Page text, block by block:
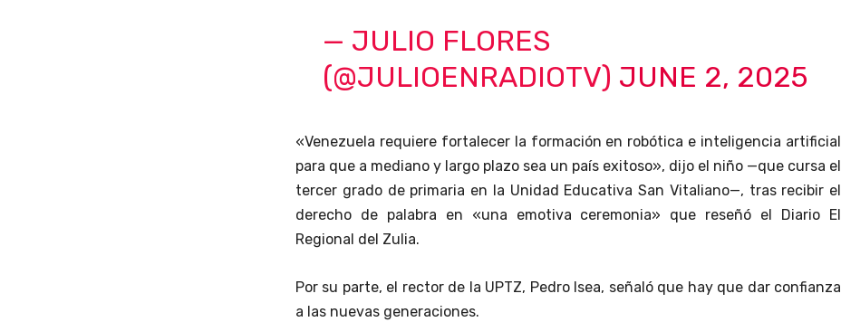
— JULIO FLORES
(@JULIOENRADIOTV) JUNE 2, 2025
«Venezuela requiere fortalecer la formación en robótica e inteligencia artificial
para que a mediano y largo plazo sea un país exitoso», dijo el niño —que cursa el
tercer grado de primaria en la Unidad Educativa San Vitaliano—, tras recibir el
derecho de palabra en «una emotiva ceremonia» que reseñó el Diario El
Regional del Zulia.
Por su parte, el rector de la UPTZ, Pedro Isea, señaló que hay que dar confianza
a las nuevas generaciones.